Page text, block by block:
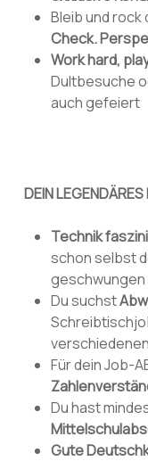
Bleib und rock
Check.
Work hard,
Dultbesuche
auch gefeiert
DEIN LEGENDÄRES
Technik
schon selbst
geschwungen
Du suchst
Für dein Job-
Du hast
Gute